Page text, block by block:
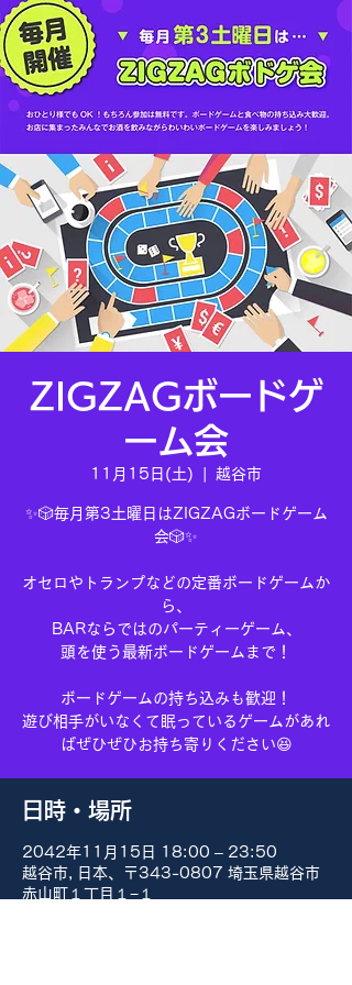
ZIGZAGボードゲ
ーム会
11月15日(土) 越谷市
✨🎲毎月第3土曜日はZIGZAGボードゲーム
会🎲✨
オセロやトランプなどの定番ボードゲームか
ら、
BARならではのパーティーゲーム、
頭を使う最新ボードゲームまで！
ボードゲームの持ち込みも歓迎！
遊び相手がいなくて眠っているゲームがあれ
ばぜひぜひお持ち寄りください😆
日時・場所
2042年11月15日 18:00 – 23:50
越谷市, 日本、〒343-0807 埼玉県越谷市
赤山町１丁目１−１